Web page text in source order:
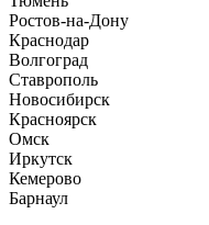
Ростов-на-Дону
Краснодар
Волгоград
Ставрополь
Новосибирск
Красноярск
Омск
Иркутск
Кемерово
Барнаул